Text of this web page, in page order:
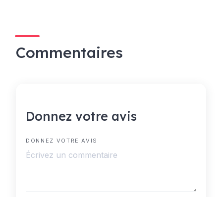
Commentaires
Donnez votre avis
DONNEZ VOTRE AVIS